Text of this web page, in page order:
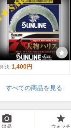
即決 1,400円
すべての商品を見る
出品 ウォッチ